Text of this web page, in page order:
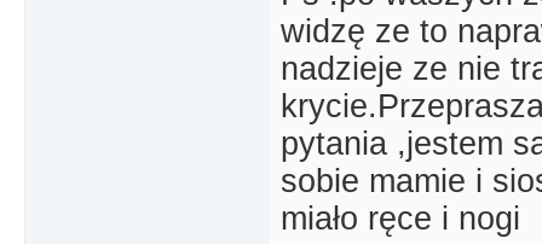
widzę ze to
nadzieje ze nie
pytania ,jestem
sobie mamie i
miało ręce i nogi